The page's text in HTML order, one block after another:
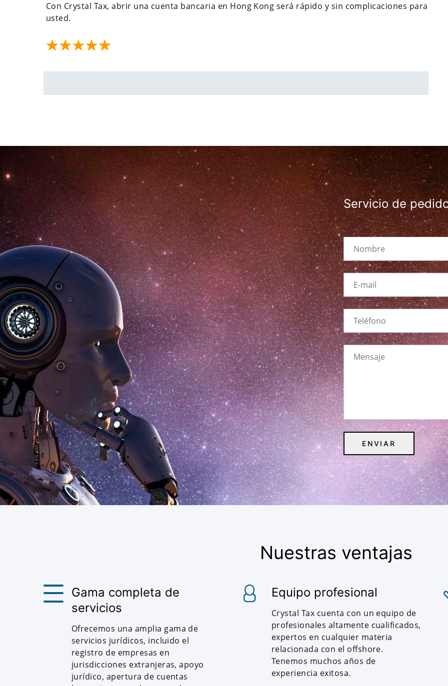
Con Crystal Tax, abrir una cuenta bancaria en Hong Kong será rápido y sin complicaciones para
usted.
Servicio de
Nuestras ventajas
Gama completa de
servicios
Ofrecemos una amplia gama de
servicios jurídicos, incluido el
registro de empresas en
jurisdicciones extranjeras, apoyo
jurídico, apertura de cuentas
Equipo profesional
Crystal Tax cuenta con un equipo de
profesionales altamente cualificados,
expertos en cualquier materia
relacionada con el offshore.
Tenemos muchos años de
experiencia exitosa.